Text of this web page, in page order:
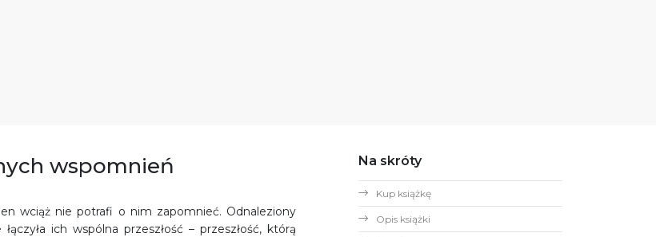
wspomnień
wciąż nie potrafi o nim zapomnieć. Odnaleziony
ich wspólna przeszłość – przeszłość, którą
Na skróty
Kup książkę
Opis książki